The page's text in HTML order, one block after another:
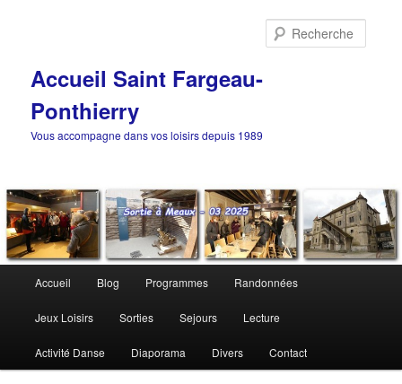
Accueil Saint Fargeau-
Ponthierry
Vous accompagne dans vos loisirs depuis 1989
Accueil Blog Programmes Randonnées
Jeux Loisirs Sorties Sejours Lecture
Activité Danse Diaporama Divers Contact